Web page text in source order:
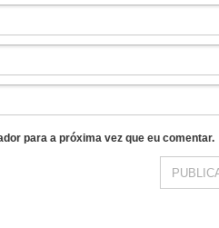
para a próxima vez que eu comentar.